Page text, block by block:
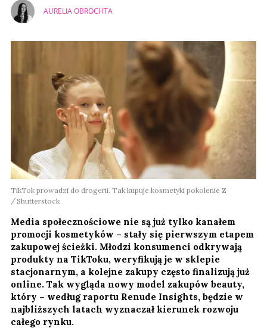
AURELIA OBROCHTA
TikTok prowadzi do drogerii. Tak kupuje kosmetyki pokolenie Z
Shutterstock
Media społecznościowe nie są już tylko kanałem
promocji kosmetyków – stały się pierwszym etapem
zakupowej ścieżki. Młodzi konsumenci odkrywają
produkty na TikToku, weryfikują je w sklepie
stacjonarnym, a kolejne zakupy często finalizują już
online. Tak wygląda nowy model zakupów beauty,
który – według raportu Renude Insights, będzie w
najbliższych latach wyznaczał kierunek rozwoju
całego rynku.